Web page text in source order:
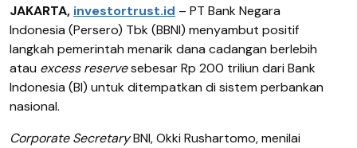
JAKARTA, investortrust.id – PT Bank Negara
Indonesia (Persero) Tbk (BBNI) menyambut positif
langkah pemerintah menarik dana cadangan berlebih
atau excess reservesebesar Rp 200 triliun dari Bank
Indonesia (BI) untuk ditempatkan di sistem perbankan
nasional.
Corporate SecretaryBNI, Okki Rushartomo, menilai